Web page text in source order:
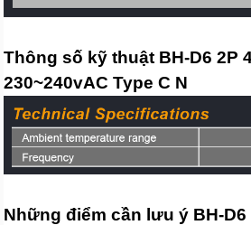
Thông số kỹ thuật BH-D6 2P
230~240vAC Type C N
Những điểm cần lưu ý BH-D6